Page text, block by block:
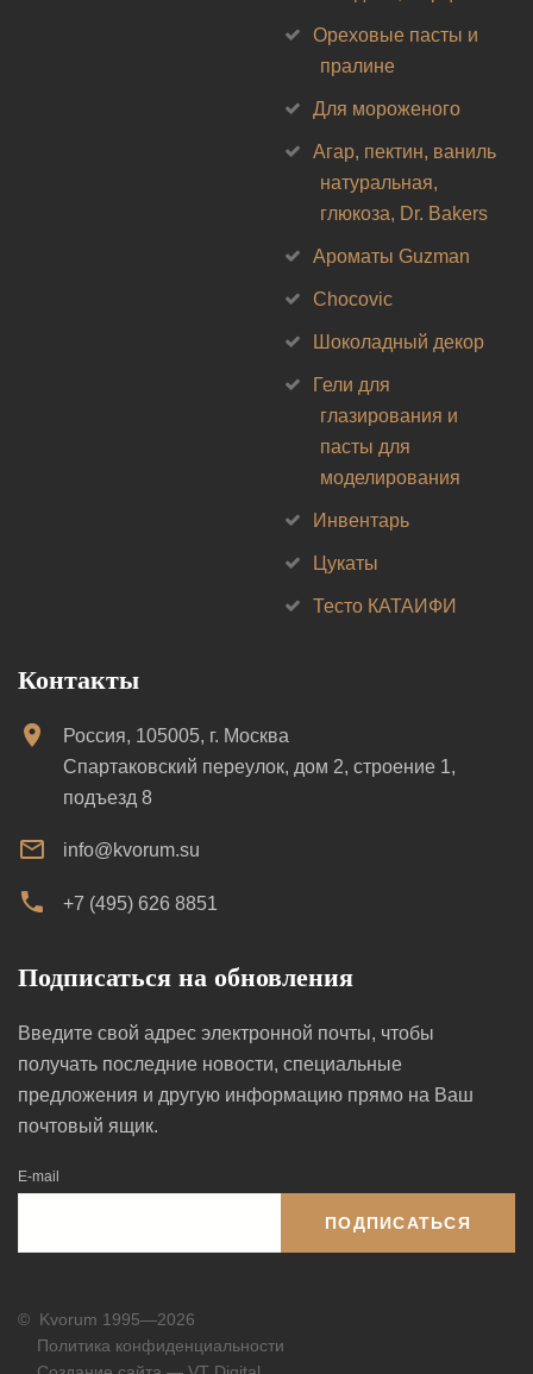
Ореховые пасты и
пралине
Для мороженого
Агар, пектин, ваниль
натуральная,
глюкоза, Dr. Bakers
Ароматы Guzman
Chocovic
Шоколадный декор
Гели для
глазирования и
пасты для
моделирования
Инвентарь
Цукаты
Тесто КАТАИФИ
Контакты
Россия, 105005, г. Москва
Спартаковский переулок, дом 2, строение 1,
подъезд 8
info@kvorum.su
+7 (495) 626 8851
Подписаться на обновления
Введите свой адрес электронной почты, чтобы
получать последние новости, специальные
предложения и другую информацию прямо на Ваш
почтовый ящик.
E-mail
ПОДПИСАТЬСЯ
© Kvorum 1995—2026
Политика конфиденциальности